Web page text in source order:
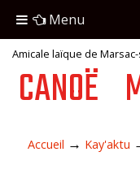
Amicale laïque de Marsac-
CANOË
Accueil → Kay'aktu
Menu